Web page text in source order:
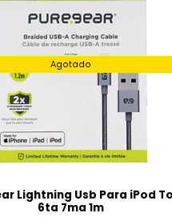
Agotado
Lightning Usb Para iPod
6ta 7ma 1m